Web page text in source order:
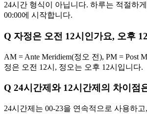
24시간 형식이 아닙니다. 하루는 적절하
00:00에 시작합니다.
Q 자정은 오전 12시인가요, 오후
AM = Ante Meridiem(정오 전), PM = Post
정은 오전 12시, 정오는 오후 12시입니다.
Q 24시간제와 12시간제의 차이점
24시간제는 00-23을 연속적으로 사용하